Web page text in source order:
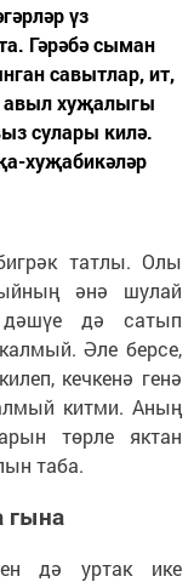
үз
Гәрәбә сыман
савытлар, ит,
авыл хуҗалыгы
сулары килә.
хуҗабикәләр
татлы. Олы
әнә шулай
дәшүе дә сатып
Әле берсе,
кечкенә генә
китми. Аның
төрле яктан
таба.
гына
дә уртак ике